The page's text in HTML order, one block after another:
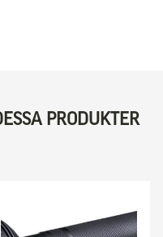
PRODUKTER